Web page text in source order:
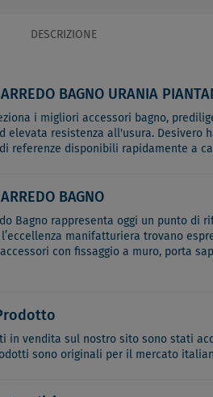
DESCRIZIONE
BAGNO URANIA
i migliori accessori bagno,
elevata resistenza all'usura. Desivero
referenze disponibili rapidamente a
BAGNO
Bagno rappresenta oggi un punto di
manifatturiera trovano
con fissaggio a muro, porta
in vendita sul nostro sito sono stati
sono originali per il mercato